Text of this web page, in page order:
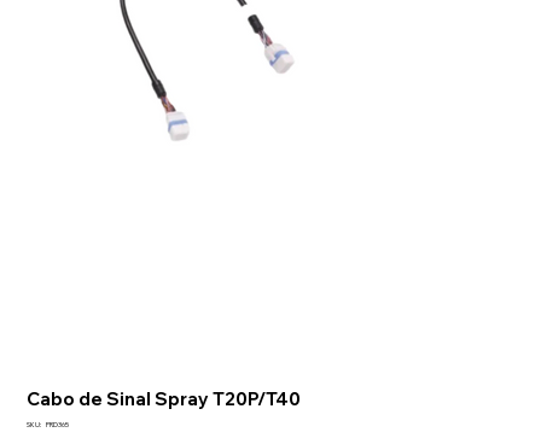
Cabo de Sinal Spray T20P/T40
SKU: SKU
PRD365